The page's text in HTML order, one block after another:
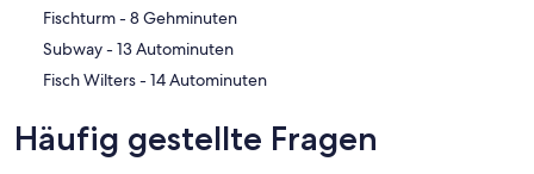
‪Fischturm - ‬8 Gehminuten
‪Subway - ‬13 Autominuten
‪Fisch Wilters - ‬14 Autominuten
Häufig gestellte Fragen